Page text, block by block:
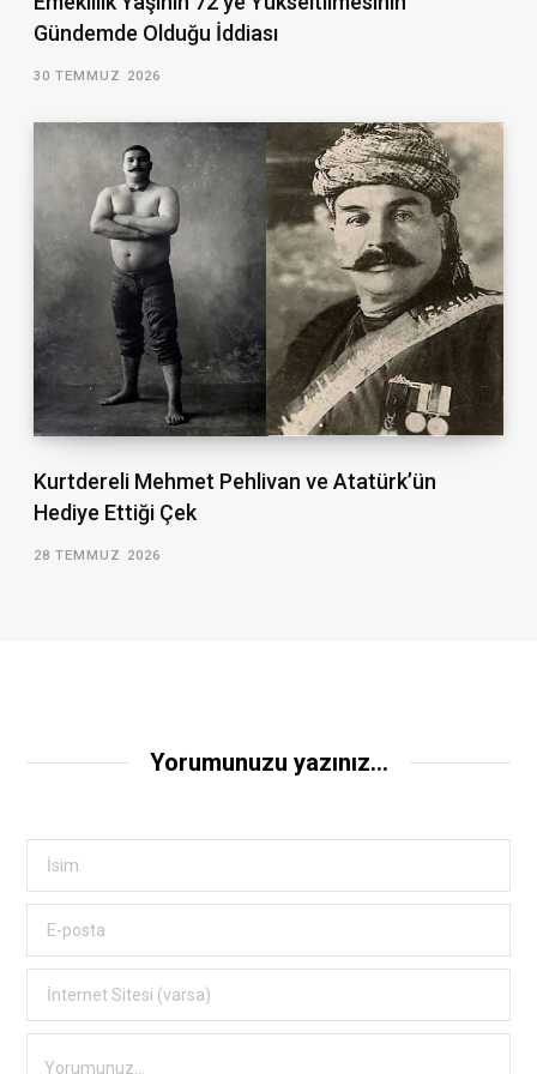
Gündemde Olduğu İddiası
30 TEMMUZ 2026
Kurtdereli Mehmet Pehlivan ve Atatürk’ün
Hediye Ettiği Çek
28 TEMMUZ 2026
Yorumunuzu yazınız...